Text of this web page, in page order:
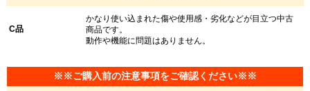
C品
かなり使い込まれた傷や使用感・劣化などが目立つ中古
商品です。
動作や機能に問題はありません。
※※ご購入前の注意事項をご確認ください※※